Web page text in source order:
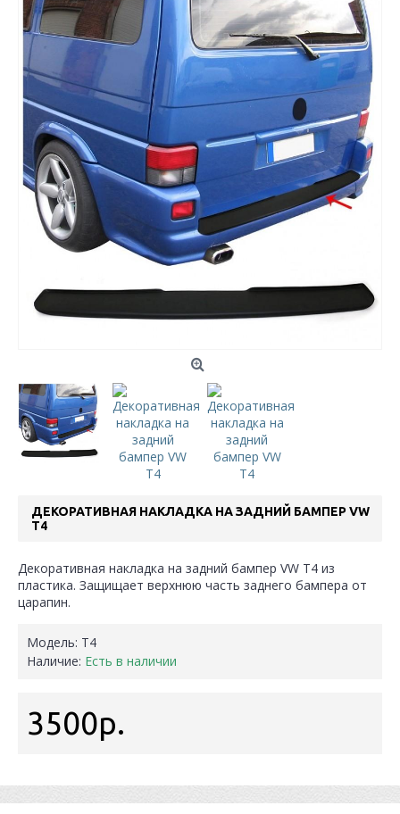
ДЕКОРАТИВНАЯ НАКЛАДКА НА ЗАДНИЙ БАМПЕР VW
T4
Декоративная накладка на задний бампер VW T4 из
пластика. Защищает верхнюю часть заднего бампера от
царапин.
Модель: Т4
Наличие: Есть в наличии
3500р.